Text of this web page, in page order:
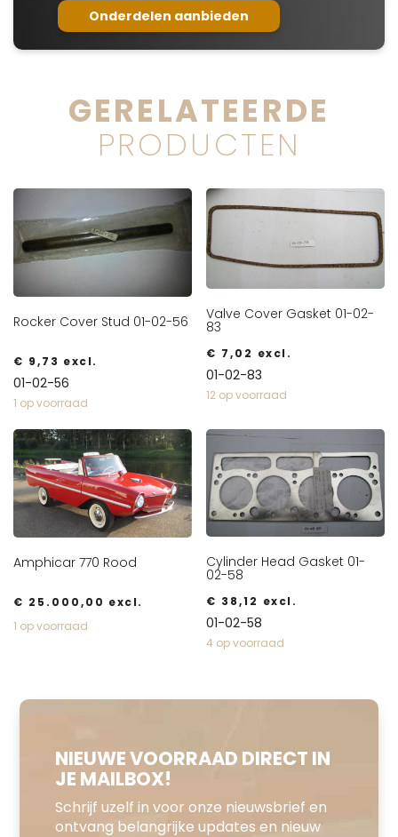
Onderdelen aanbieden
GERELATEERDE
PRODUCTEN
Rocker Cover Stud 01-02-56
€ 9,73 excl.
01-02-56
1 op voorraad
Valve Cover Gasket 01-02-
83
€ 7,02 excl.
01-02-83
12 op voorraad
Amphicar 770 Rood
€ 25.000,00 excl.
1 op voorraad
Cylinder Head Gasket 01-
02-58
€ 38,12 excl.
01-02-58
4 op voorraad
NIEUWE VOORRAAD DIRECT IN
JE MAILBOX!
Schrijf uzelf in voor onze nieuwsbrief en
ontvang belangrijke updates en nieuw